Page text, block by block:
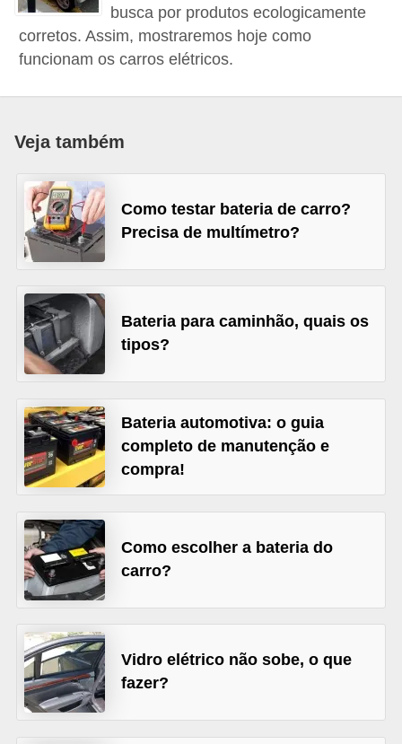
busca por produtos ecologicamente
corretos. Assim, mostraremos hoje como
funcionam os carros elétricos.
Veja também
Como testar bateria de carro?
Precisa de multímetro?
Bateria para caminhão, quais os
tipos?
Bateria automotiva: o guia
completo de manutenção e
compra!
Como escolher a bateria do
carro?
Vidro elétrico não sobe, o que
fazer?
p
c
i
o
a
s
A
u
t
o
m
ó
e
i
s
v
e
í
u
o